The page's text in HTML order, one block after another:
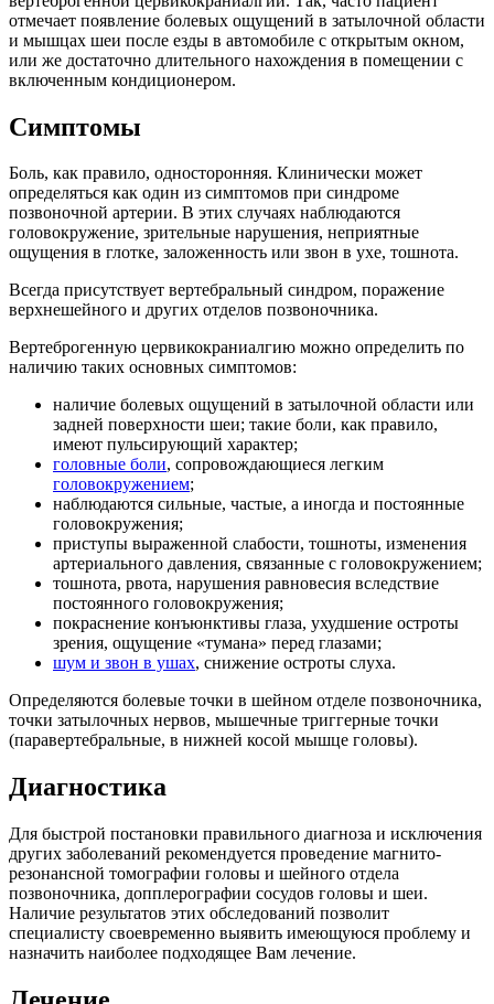
отмечает появление болевых ощущений в затылочной области
и мышцах шеи после езды в автомобиле с открытым окном,
или же достаточно длительного нахождения в помещении с
включенным кондиционером.
Симптомы
Боль, как правило, односторонняя. Клинически может
определяться как один из симптомов при синдроме
позвоночной артерии. В этих случаях наблюдаются
головокружение, зрительные нарушения, неприятные
ощущения в глотке, заложенность или звон в ухе, тошнота.
Всегда присутствует вертебральный синдром, поражение
верхнешейного и других отделов позвоночника.
Вертеброгенную цервикокраниалгию можно определить по
наличию таких основных симптомов:
наличие болевых ощущений в затылочной области или
задней поверхности шеи; такие боли, как правило,
имеют пульсирующий характер;
головные боли, сопровождающиеся легким
головокружением;
наблюдаются сильные, частые, а иногда и постоянные
головокружения;
приступы выраженной слабости, тошноты, изменения
артериального давления, связанные с головокружением;
тошнота, рвота, нарушения равновесия вследствие
постоянного головокружения;
покраснение конъюнктивы глаза, ухудшение остроты
зрения, ощущение «тумана» перед глазами;
шум и звон в ушах, снижение остроты слуха.
Определяются болевые точки в шейном отделе позвоночника,
точки затылочных нервов, мышечные триггерные точки
(паравертебральные, в нижней косой мышце головы).
Диагностика
Для быстрой постановки правильного диагноза и исключения
других заболеваний рекомендуется проведение магнито-
резонансной томографии головы и шейного отдела
позвоночника, допплерографии сосудов головы и шеи.
Наличие результатов этих обследований позволит
специалисту своевременно выявить имеющуюся проблему и
назначить наиболее подходящее Вам лечение.